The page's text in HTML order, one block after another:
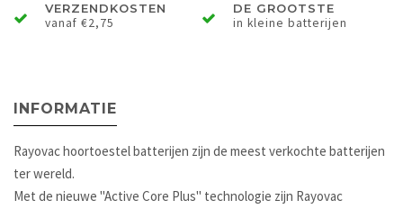
VERZENDKOSTEN
vanaf €2,75
DE GROOTSTE
in kleine batterijen
INFORMATIE
Rayovac hoortoestel batterijen zijn de meest verkochte batterijen
ter wereld.
Met de nieuwe "Active Core Plus" technologie zijn Rayovac